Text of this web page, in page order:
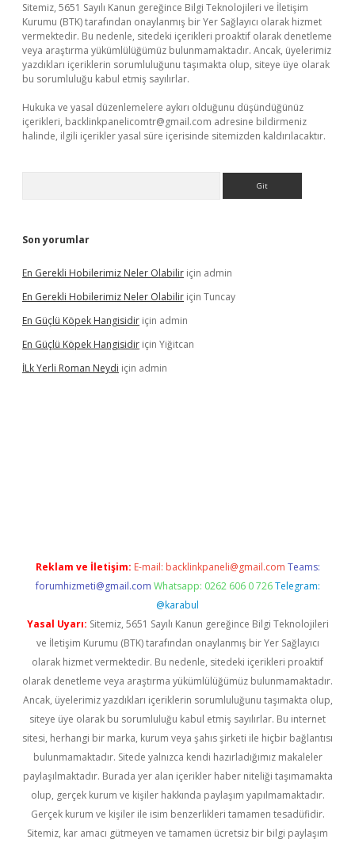
Sitemiz, 5651 Sayılı Kanun gereğince Bilgi Teknolojileri ve İletişim
Kurumu (BTK) tarafından onaylanmış bir Yer Sağlayıcı olarak hizmet
vermektedir. Bu nedenle, sitedeki içerikleri proaktif olarak denetleme
veya araştırma yükümlülüğümüz bulunmamaktadır. Ancak, üyelerimiz
yazdıkları içeriklerin sorumluluğunu taşımakta olup, siteye üye olarak
bu sorumluluğu kabul etmiş sayılırlar.
Hukuka ve yasal düzenlemelere aykırı olduğunu düşündüğünüz
içerikleri, backlinkpanelicomtr@gmail.com adresine bildirmeniz
halinde, ilgili içerikler yasal süre içerisinde sitemizden kaldırılacaktır.
Son yorumlar
En Gerekli Hobilerimiz Neler Olabilir için admin
En Gerekli Hobilerimiz Neler Olabilir için Tuncay
En Güçlü Köpek Hangisidir için admin
En Güçlü Köpek Hangisidir için Yiğitcan
İLk Yerli Roman Neydi için admin
Reklam ve İletişim: E-mail: backlinkpaneli@gmail.com Teams:
forumhizmeti@gmail.com Whatsapp: 0262 606 0 726 Telegram:
@karabul
Yasal Uyarı: Sitemiz, 5651 Sayılı Kanun gereğince Bilgi Teknolojileri
ve İletişim Kurumu (BTK) tarafından onaylanmış bir Yer Sağlayıcı
olarak hizmet vermektedir. Bu nedenle, sitedeki içerikleri proaktif
olarak denetleme veya araştırma yükümlülüğümüz bulunmamaktadır.
Ancak, üyelerimiz yazdıkları içeriklerin sorumluluğunu taşımakta olup,
siteye üye olarak bu sorumluluğu kabul etmiş sayılırlar. Bu internet
sitesi, herhangi bir marka, kurum veya şahıs şirketi ile hiçbir bağlantısı
bulunmamaktadır. Sitede yalnızca kendi hazırladığımız makaleler
paylaşılmaktadır. Burada yer alan içerikler haber niteliği taşımamakta
olup, gerçek kurum ve kişiler hakkında paylaşım yapılmamaktadır.
Gerçek kurum ve kişiler ile isim benzerlikleri tamamen tesadüfidir.
Sitemiz, kar amacı gütmeyen ve tamamen ücretsiz bir bilgi paylaşım